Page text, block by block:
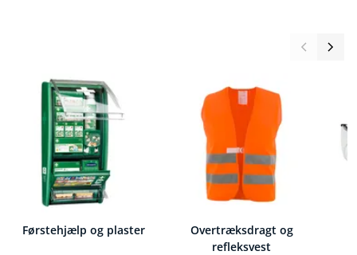
Førstehjælp og plaster
Overtræksdragt og
refleksvest